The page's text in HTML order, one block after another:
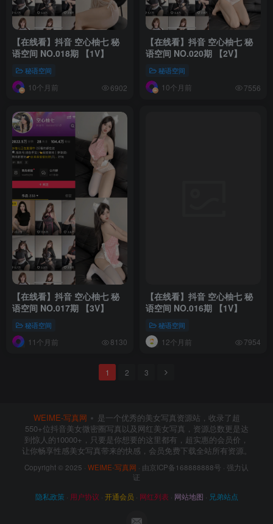
【在线看】抖音 空心柚七 秘
语空间 NO.018期 【1V】
秘语空间
10个月前 6902
【在线看】抖音 空心柚七 秘
语空间 NO.020期 【2V】
秘语空间
10个月前 7556
【在线看】抖音 空心柚七 秘
语空间 NO.017期 【3V】
秘语空间
11个月前 8130
【在线看】抖音 空心柚七 秘
语空间 NO.016期 【1V】
秘语空间
12个月前 7954
1 2 3
WEIME-写真网
是一个优秀的美女写真资源站，收录了超
550+位抖音美女微密圈写真以及网红美女写真，资源总数更是达
到惊人的10000+，只要是你想要的这里都有，超实惠的会员价，
让你畅享性感美女写真带来的快感，会员免费下载全站所有资源。
Copyright © 2025 · WEIME-写真网 · 由京ICP备168888888号 · 强力认
证
隐私政策 · 用户协议 · 开通会员 · 网红列表 · 网站地图 · 兄弟站点